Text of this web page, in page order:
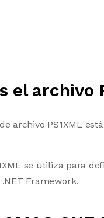
el archivo
archivo PS1XML
se utiliza para
Framework.